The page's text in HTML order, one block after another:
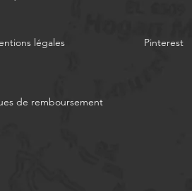
légales Pinterest
de remboursement